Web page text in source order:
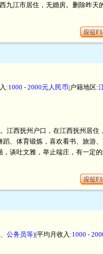
九江市居住，无婚房。删除昨天
应征
:1000 - 2000元人民币|户籍地区:
江西抚州户口，在江西抚州居住
、体育锻炼，喜欢看书、旅游、
谈吐文雅，举止端庄，有一定
应征
公务员等)|平均月收入:1000 -